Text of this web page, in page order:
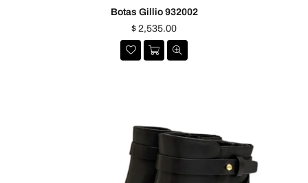
Botas Gillio 932002
Precio
habitual
$ 2,535.00